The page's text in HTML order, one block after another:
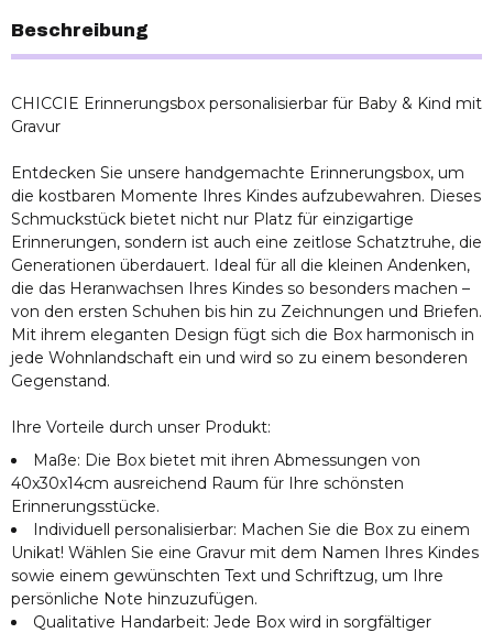
Beschreibung
CHICCIE Erinnerungsbox personalisierbar für Baby & Kind mit
Gravur
Entdecken Sie unsere handgemachte Erinnerungsbox, um
die kostbaren Momente Ihres Kindes aufzubewahren. Dieses
Schmuckstück bietet nicht nur Platz für einzigartige
Erinnerungen, sondern ist auch eine zeitlose Schatztruhe, die
Generationen überdauert. Ideal für all die kleinen Andenken,
die das Heranwachsen Ihres Kindes so besonders machen –
von den ersten Schuhen bis hin zu Zeichnungen und Briefen.
Mit ihrem eleganten Design fügt sich die Box harmonisch in
jede Wohnlandschaft ein und wird so zu einem besonderen
Gegenstand.
Ihre Vorteile durch unser Produkt:
Maße: Die Box bietet mit ihren Abmessungen von
40x30x14cm ausreichend Raum für Ihre schönsten
Erinnerungsstücke.
Individuell personalisierbar: Machen Sie die Box zu einem
Unikat! Wählen Sie eine Gravur mit dem Namen Ihres Kindes
sowie einem gewünschten Text und Schriftzug, um Ihre
persönliche Note hinzuzufügen.
Qualitative Handarbeit: Jede Box wird in sorgfältiger